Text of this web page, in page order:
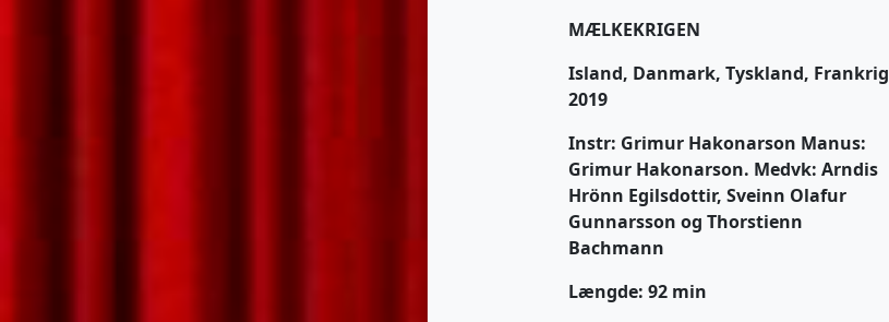
MÆLKEKRIGEN
Island, Danmark, Tyskland, Frankrig
2019
Instr: Grimur Hakonarson Manus:
Grimur Hakonarson. Medvk: Arndis
Hrönn Egilsdottir, Sveinn Olafur
Gunnarsson og Thorstienn
Bachmann
Længde: 92 min